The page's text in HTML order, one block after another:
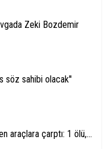
Zeki Bozdemir
söz sahibi olacak''
araçlara çarptı: 1 ölü,...